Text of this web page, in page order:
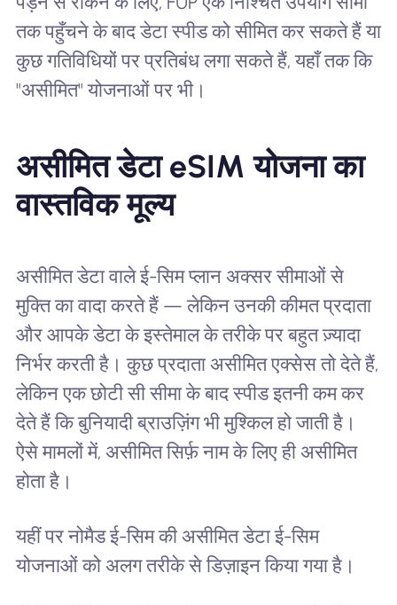
तक पहुँचने के बाद डेटा स्पीड को सीमित कर सकते हैं या
कुछ गतिविधियों पर प्रतिबंध लगा सकते हैं, यहाँ तक कि
"असीमित" योजनाओं पर भी।
असीमित डेटा eSIM योजना का
वास्तविक मूल्य
असीमित डेटा वाले ई-सिम प्लान अक्सर सीमाओं से
मुक्ति का वादा करते हैं — लेकिन उनकी कीमत प्रदाता
और आपके डेटा के इस्तेमाल के तरीके पर बहुत ज़्यादा
निर्भर करती है। कुछ प्रदाता असीमित एक्सेस तो देते हैं,
लेकिन एक छोटी सी सीमा के बाद स्पीड इतनी कम कर
देते हैं कि बुनियादी ब्राउज़िंग भी मुश्किल हो जाती है।
ऐसे मामलों में, असीमित सिर्फ़ नाम के लिए ही असीमित
होता है।
यहीं पर नोमैड ई-सिम की असीमित डेटा ई-सिम
योजनाओं को अलग तरीके से डिज़ाइन किया गया है।